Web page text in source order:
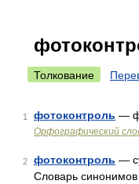
Толкование
1 фотоконтроль —
Орфографический
2 фотоконтроль —
Словарь